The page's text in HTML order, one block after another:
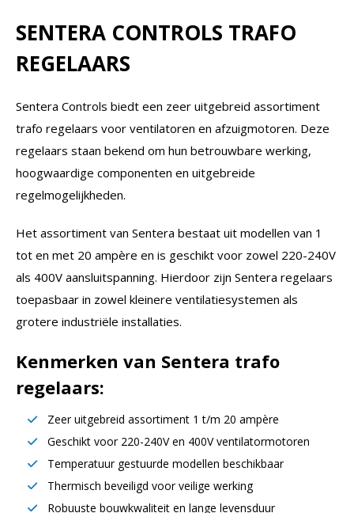
SENTERA CONTROLS TRAFO
REGELAARS
Sentera Controls biedt een zeer uitgebreid assortiment
trafo regelaars voor ventilatoren en afzuigmotoren. Deze
regelaars staan bekend om hun betrouwbare werking,
hoogwaardige componenten en uitgebreide
regelmogelijkheden.
Het assortiment van Sentera bestaat uit modellen van 1
tot en met 20 ampère en is geschikt voor zowel 220-240V
als 400V aansluitspanning. Hierdoor zijn Sentera regelaars
toepasbaar in zowel kleinere ventilatiesystemen als
grotere industriële installaties.
Kenmerken van Sentera trafo
regelaars:
Zeer uitgebreid assortiment 1 t/m 20 ampère
Geschikt voor 220-240V en 400V ventilatormotoren
Temperatuur gestuurde modellen beschikbaar
Thermisch beveiligd voor veilige werking
Robuuste bouwkwaliteit en lange levensduur